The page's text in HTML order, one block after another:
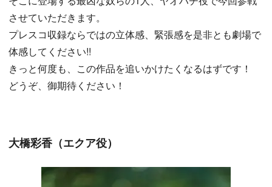
させていただきます。
プレスコ収録ならではの立体感、緊張感を是非とも劇場で
体感してください!!
きっと何度も、この作品を追いかけたくなるはずです！
どうぞ、御期待ください！
大橋彩香（エクア役）